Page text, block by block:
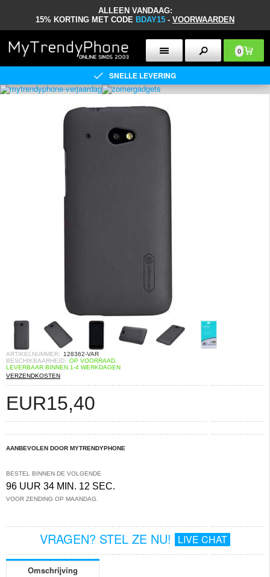
ALLEEN VANDAAG:
15% KORTING MET CODE BDAY15 - VOORWAARDEN
0
SNELLE LEVERING
ARTIKELNUMMER:
128362-VAR
BESCHIKBAARHEID: OP VOORRAAD.
LEVERBAAR BINNEN 1-4 WERKDAGEN
VERZENDKOSTEN
EUR15,40
AANBEVOLEN DOOR MYTRENDYPHONE
BESTEL BINNEN DE VOLGENDE
96 UUR 34 MIN. 11 SEC.
VOOR ZENDING OP MAANDAG.
VRAGEN? STEL ZE NU! LIVE CHAT
Omschrijving